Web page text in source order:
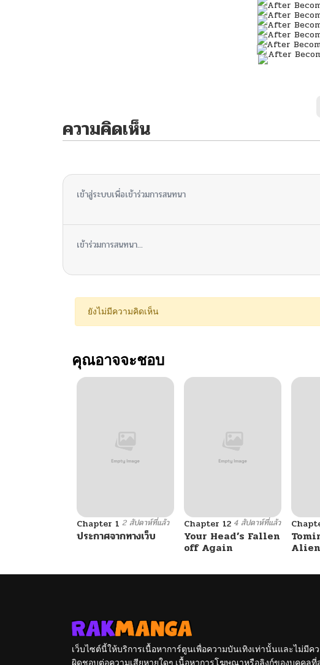
ความคิดเห็น
เข้าสู่ระบบเพื่อเข้าร่วมการสนทนา
เข้าร่วมการสนทนา...
ยังไม่มีความคิดเห็น
คุณอาจจะชอบ
Chapter 1 2 สัปดาห์ที่แล้ว
ประกาศจากทางเว็บ
Chapter 12 4 สัปดาห์ที่แล้ว
Your Head’s Fallen
off Again
เว็บไซต์นี้ให้บริการเนื้อหาการ์ตูนเพื่อความบันเทิงเท่านั้นและไม่มีค
ผิดชอบต่อความเสียหายใดๆ เนื้อหาการโฆษณาหรือลิงก์ของบุคคล